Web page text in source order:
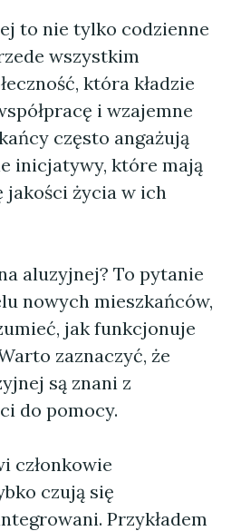
to nie tylko codzienne
wszystkim
która kładzie
i wzajemne
często angażują
inicjatywy, które mają
jakości życia w ich
aluzyjnej? To pytanie
nowych mieszkańców,
jak funkcjonuje
zaznaczyć, że
są znani z
do pomocy.
członkowie
czują się
Przykładem